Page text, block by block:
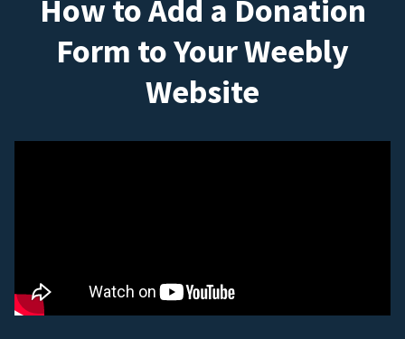
How to Add a Donation
Form to Your Weebly
Website